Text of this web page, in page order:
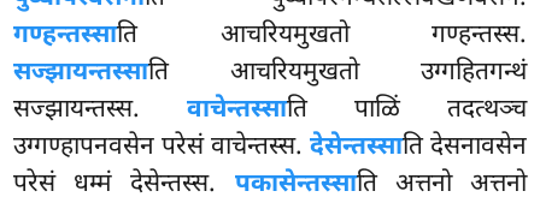
गण्हन्तस्साति आचरियमुखतो गण्हन्तस्स.
सज्झायन्तस्साति आचरियमुखतो उग्गहितगन्थं
सज्झायन्तस्स.वाचेन्तस्साति पाळिं तदत्थञ्च
उग्गण्हापनवसेन परेसं वाचेन्तस्स. देसेन्तस्साति देसनावसेन
परेसं धम्मं देसेन्तस्स. पकासेन्तस्साति अत्तनो अत्तनो